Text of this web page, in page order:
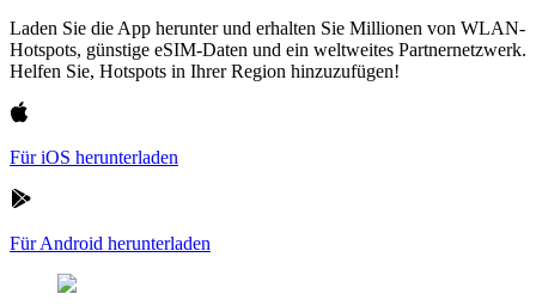
Laden Sie die App herunter und erhalten Sie Millionen von WLAN-
Hotspots, günstige eSIM-Daten und ein weltweites Partnernetzwerk.
Helfen Sie, Hotspots in Ihrer Region hinzuzufügen!
Für iOS herunterladen
Für Android herunterladen